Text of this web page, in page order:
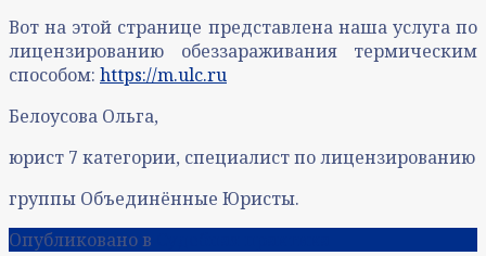
Вот на этой странице представлена наша услуга по
лицензированию обеззараживания термическим
способом: https://m.ulc.ru
Белоусова Ольга,
юрист 7 категории, специалист по лицензированию
группы Объединённые Юристы.
Опубликовано в